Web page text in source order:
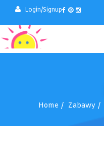
Login/Signup
Home Zabawy